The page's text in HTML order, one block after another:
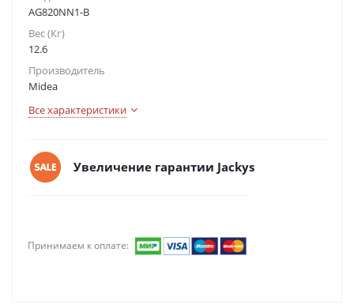
AG820NN1-B
Вес (Кг)
12.6
Производитель
Midea
Все характеристики
Увеличение гарантии Jackys
Принимаем к оплате: